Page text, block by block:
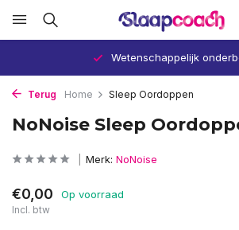
Wetenschappelijk
Terug Home Sleep Oordoppen
NoNoise Sleep
Merk: NoNoise
€0,00 Op voorraad
Incl. btw